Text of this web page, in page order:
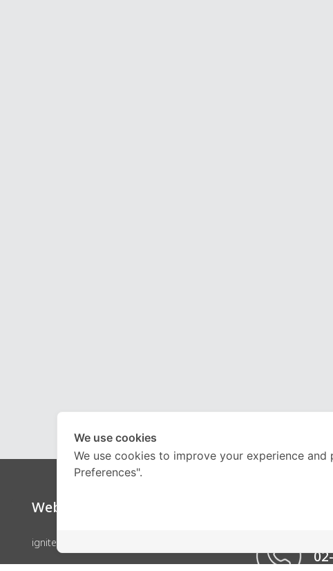
Website
ignite by OnDemand
We use cookies
We use cookies to improve your experience
Preferences".